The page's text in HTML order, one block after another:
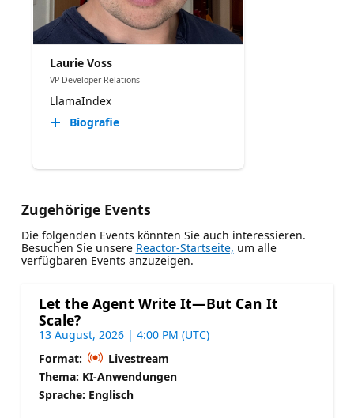
Laurie Voss
VP Developer Relations
LlamaIndex
Biografie
Zugehörige Events
Die folgenden Events könnten Sie auch interessieren.
Besuchen Sie unsere Reactor-Startseite, um alle
verfügbaren Events anzuzeigen.
Let the Agent Write It—But Can It
Scale?
13 August, 2026 | 4:00 PM (UTC)
Format:
Livestream
Thema: KI-Anwendungen
Sprache: Englisch